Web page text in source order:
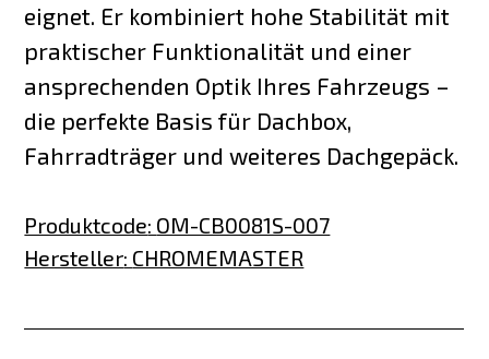
eignet. Er kombiniert hohe Stabilität mit
praktischer Funktionalität und einer
ansprechenden Optik Ihres Fahrzeugs –
die perfekte Basis für Dachbox,
Fahrradträger und weiteres Dachgepäck.
Produktcode: OM-CB0081S-007
Hersteller: CHROMEMASTER